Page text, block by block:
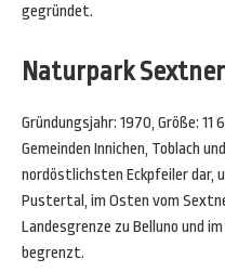
gegründet.
Naturpark
Gründungsjahr: 1970, Größe:
Gemeinden Innichen, Toblach
nordöstlichsten Eckpfeiler dar,
Pustertal, im Osten vom
Landesgrenze zu Belluno und
begrenzt.